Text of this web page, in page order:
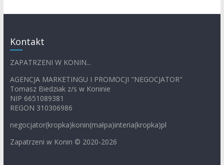
Kontakt
ZAPATRZENI W KONIN...
AGENCJA MARKETINGU I PROMOCJI "NEGOCJATOR"
Tomasz Biedziak z/s w Koninie
NIP 6651089381
REGON 310306986
negocjator(kropka)konin(małpa)interia(kropka)pl
Zapatrzeni w Konin © 2020-2026